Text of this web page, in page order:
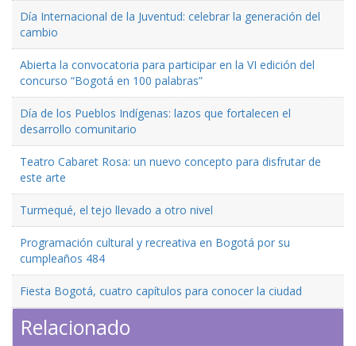
Día Internacional de la Juventud: celebrar la generación del
cambio
Abierta la convocatoria para participar en la VI edición del
concurso “Bogotá en 100 palabras”
Día de los Pueblos Indígenas: lazos que fortalecen el
desarrollo comunitario
Teatro Cabaret Rosa: un nuevo concepto para disfrutar de
este arte
Turmequé, el tejo llevado a otro nivel
Programación cultural y recreativa en Bogotá por su
cumpleaños 484
Fiesta Bogotá, cuatro capítulos para conocer la ciudad
Relacionado